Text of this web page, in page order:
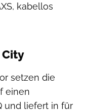
kabellos
City
setzen die
einen
und liefert in für